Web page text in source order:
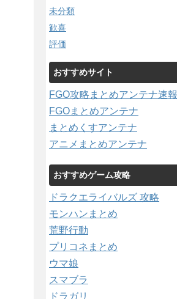
未分類
歓喜
評価
おすすめサイト
FGO攻略まとめアンテナ速報
FGOまとめアンテナ
まとめくすアンテナ
アニメまとめアンテナ
おすすめゲーム攻略
ドラクエライバルズ 攻略
モンハンまとめ
荒野行動
プリコネまとめ
ウマ娘
スマブラ
ドラガリ